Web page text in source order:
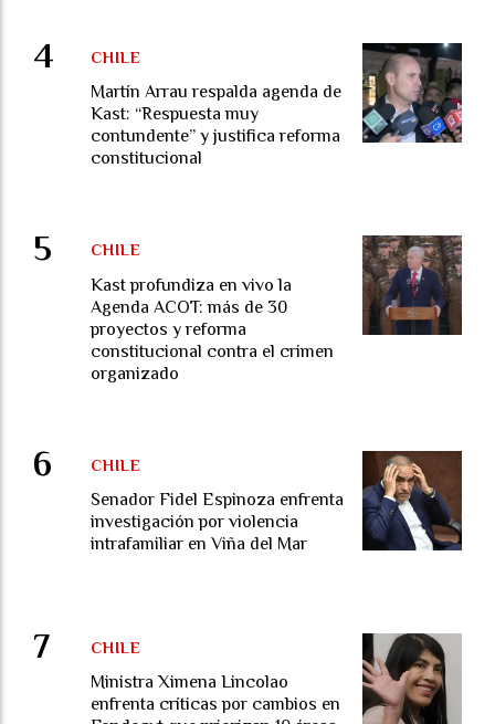
Martín Arrau respalda agenda de
Kast: “Respuesta muy
contundente” y justifica reforma
constitucional
CHILE
Kast profundiza en vivo la
Agenda ACOT: más de 30
proyectos y reforma
constitucional contra el crimen
organizado
CHILE
Senador Fidel Espinoza enfrenta
investigación por violencia
intrafamiliar en Viña del Mar
CHILE
Ministra Ximena Lincolao
enfrenta críticas por cambios en
CHILE